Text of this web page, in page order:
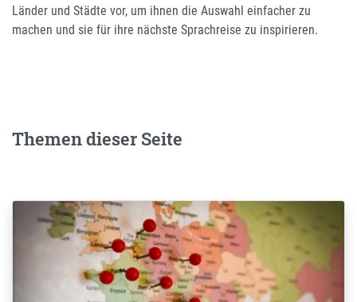
Länder und Städte vor, um ihnen die Auswahl einfacher zu
machen und sie für ihre nächste Sprachreise zu inspirieren.
Themen dieser Seite